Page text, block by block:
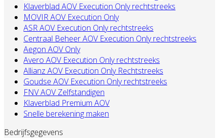
Klaverblad AOV Execution Only rechtstreeks
MOVIR AOV Execution Only
ASR AOV Execution Only rechtstreeks
Centraal Beheer AOV Execution Only rechtstreeks
Aegon AOV Only
Avero AOV Execution Only rechtstreeks
Allianz AOV Execution Only Rechtstreeks
Goudse AOV Execution Only rechtstreeks
FNV AOV Zelfstandigen
Klaverblad Premium AOV
Snelle berekening maken
Bedrijfsgegevens